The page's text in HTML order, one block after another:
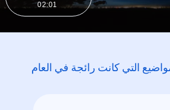
02:01
التي كانت رائجة في العام